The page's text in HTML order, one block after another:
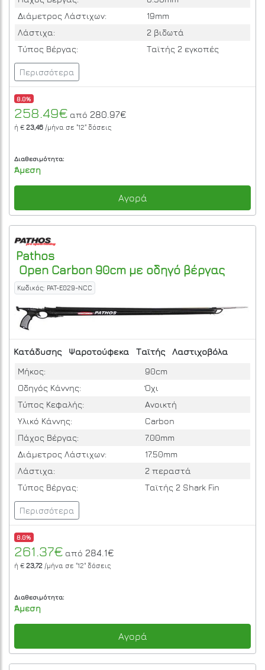
Διάμετρος Λάστιχων:
19mm
Λάστιχα:
2 βιδωτά
Τύπος Βέργας:
Ταϊτής 2 εγκοπές
Περισσότερα
8.0%
258.49€ από 280.97€
ή € 23,46 /μήνα σε "12" δόσεις
Διαθεσιμότητα:
Άμεση
Αγορά
Pathos
Open Carbon 90cm με οδηγό βέργας
Κωδικός: PAT-E029-NCC
Κατάδυσης Ψαροτούφεκα Ταϊτής
Λαστιχοβόλα
Μήκος:
90cm
Οδηγός Κάννης:
Όχι
Τύπος Κεφαλής:
Ανοικτή
Υλικό Κάννης:
Carbon
Πάχος Βέργας:
7.00mm
Διάμετρος Λάστιχων:
17.50mm
Λάστιχα:
2 περαστά
Τύπος Βέργας:
Ταϊτής 2 Shark Fin
Περισσότερα
8.0%
261.37€ από 284.1€
ή € 23,72 /μήνα σε "12" δόσεις
Διαθεσιμότητα:
Άμεση
Αγορά